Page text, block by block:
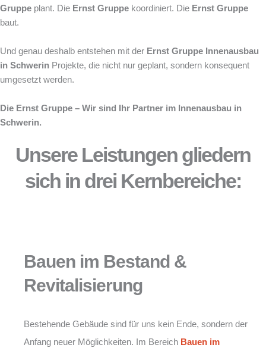
Gruppe plant. Die Ernst Gruppe koordiniert. Die Ernst Gruppe
baut.
Und genau deshalb entstehen mit der Ernst Gruppe Innenausbau
in Schwerin Projekte, die nicht nur geplant, sondern konsequent
umgesetzt werden.
Die Ernst Gruppe – Wir sind Ihr Partner im Innenausbau in
Schwerin.
Unsere Leistungen gliedern
sich in drei Kernbereiche:
Bauen im Bestand &
Revitalisierung
Bestehende Gebäude sind für uns kein Ende, sondern der
Anfang neuer Möglichkeiten. Im Bereich Bauen im